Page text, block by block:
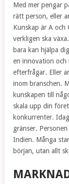
Med mer pengar
rätt person, eller
Kunskap är A
verkligen ska
bara kan hjälpa
en innovation och
efterfrågar. Eller
inom branschen.
kunskapen till
skala upp din
konkurrenter.
gränser.
Indien. Många
början, utan allt